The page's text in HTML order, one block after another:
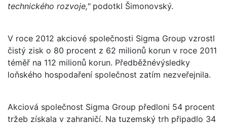
technického rozvoje,"podotkl Šimonovský.
V roce 2012 akciové společnosti Sigma Group vzrostl
čistý zisk o 80 procent z 62 milionů korun v roce 2011
téměř na 112 milionů korun. Předběžnévýsledky
loňského hospodaření společnost zatím nezveřejnila.
Akciová společnost Sigma Group předloni 54 procent
tržeb získala v zahraničí. Na tuzemský trh připadlo 34